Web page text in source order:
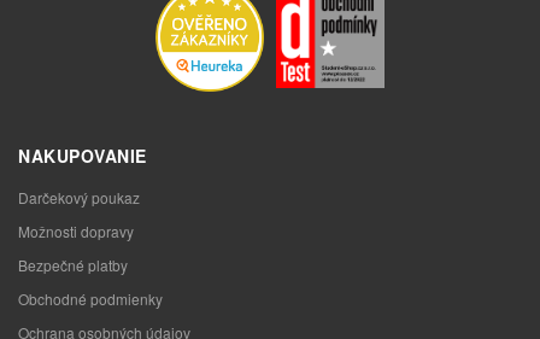
NAKUPOVANIE
Darčekový poukaz
Možnosti dopravy
Bezpečné platby
Obchodné podmienky
Ochrana osobných údajov